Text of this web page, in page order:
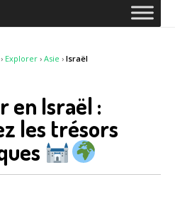
› Explorer › Asie › Israël
en Israël :
les trésors